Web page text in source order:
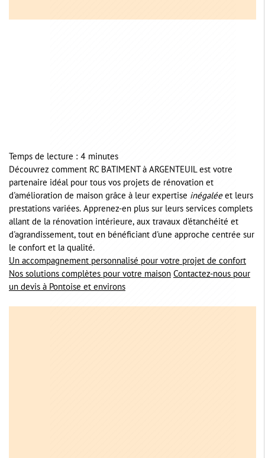
Temps de lecture : 4 minutes
Découvrez comment RC BATIMENT à ARGENTEUIL est votre
partenaire idéal pour tous vos projets de rénovation et
d'amélioration de maison grâce à leur expertise inégaléeet leurs
prestations variées. Apprenez-en plus sur leurs services complets
allant de la rénovation intérieure, aux travaux d'étanchéité et
d'agrandissement, tout en bénéficiant d'une approche centrée sur
le confort et la qualité.
Un accompagnement personnalisé pour votre projet de confort
Nos solutions complètes pour votre maison Contactez-nous pour
un devis à Pontoise et environs